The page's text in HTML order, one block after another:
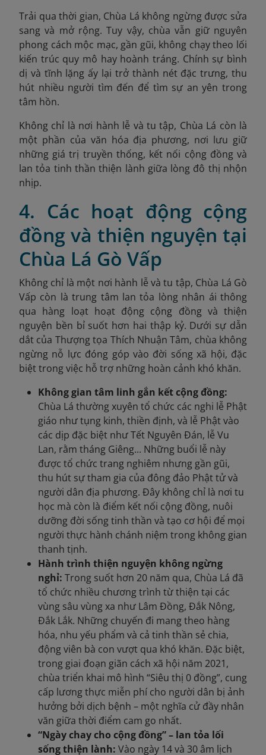
Trải qua thời gian, Chùa Lá không ngừng được sửa
sang và mở rộng. Tuy vậy, chùa vẫn giữ nguyên
phong cách mộc mạc, gần gũi, không chạy theo lối
kiến trúc quy mô hay hoành tráng. Chính sự bình
dị và tĩnh lặng ấy lại trở thành nét đặc trưng, thu
hút nhiều người tìm đến để tìm sự an yên trong
tâm hồn.
Không chỉ là nơi hành lễ và tu tập, Chùa Lá còn là
một phần của văn hóa địa phương, nơi lưu giữ
những giá trị truyền thống, kết nối cộng đồng và
lan tỏa tinh thần thiện lành giữa lòng đô thị nhộn
nhịp.
4. Các hoạt động cộng
đồng và thiện nguyện tại
Chùa Lá Gò Vấp
Không chỉ là một nơi hành lễ và tu tập, Chùa Lá Gò
Vấp còn là trung tâm lan tỏa lòng nhân ái thông
qua hàng loạt hoạt động cộng đồng và thiện
nguyện bền bỉ suốt hơn hai thập kỷ. Dưới sự dẫn
dắt của Thượng tọa Thích Nhuận Tâm, chùa không
ngừng nỗ lực đóng góp vào đời sống xã hội, đặc
biệt trong việc hỗ trợ những hoàn cảnh khó khăn.
Không gian tâm linh gắn kết cộng đồng:
Chùa Lá thường xuyên tổ chức các nghi lễ Phật
giáo như tụng kinh, thiền định, và lễ Phật vào
các dịp đặc biệt như Tết Nguyên Đán, lễ Vu
Lan, rằm tháng Giêng... Những buổi lễ này
được tổ chức trang nghiêm nhưng gần gũi,
thu hút sự tham gia của đông đảo Phật tử và
người dân địa phương. Đây không chỉ là nơi tu
học mà còn là điểm kết nối cộng đồng, nuôi
dưỡng đời sống tinh thần và tạo cơ hội để mọi
người thực hành chánh niệm trong không gian
thanh tịnh.
Hành trình thiện nguyện không ngừng
nghỉ: Trong suốt hơn 20 năm qua, Chùa Lá đã
tổ chức nhiều chương trình từ thiện tại các
vùng sâu vùng xa như Lâm Đồng, Đắk Nông,
Đắk Lắk. Những chuyến đi mang theo hàng
hóa, nhu yếu phẩm và cả tinh thần sẻ chia,
động viên bà con vượt qua khó khăn. Đặc biệt,
trong giai đoạn giãn cách xã hội năm 2021,
chùa triển khai mô hình “Siêu thị 0 đồng”, cung
cấp lương thực miễn phí cho người dân bị ảnh
hưởng bởi dịch bệnh – một nghĩa cử đầy nhân
văn giữa thời điểm cam go nhất.
“Ngày chay cho cộng đồng” – lan tỏa lối
sống thiện lành: Vào ngày 14 và 30 âm lịch